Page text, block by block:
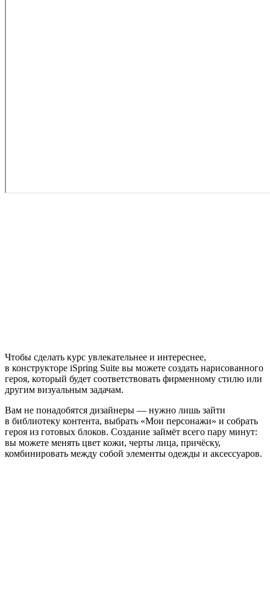
Чтобы сделать курс увлекательнее и интереснее,
в конструкторе iSpring Suite вы можете создать нарисованного
героя, который будет соответствовать фирменному стилю или
другим визуальным задачам.
Вам не понадобятся дизайнеры — нужно лишь зайти
в библиотеку контента, выбрать «Мои персонажи» и собрать
героя из готовых блоков. Создание займёт всего пару минут:
вы можете менять цвет кожи, черты лица, причёску,
комбинировать между собой элементы одежды и аксессуаров.